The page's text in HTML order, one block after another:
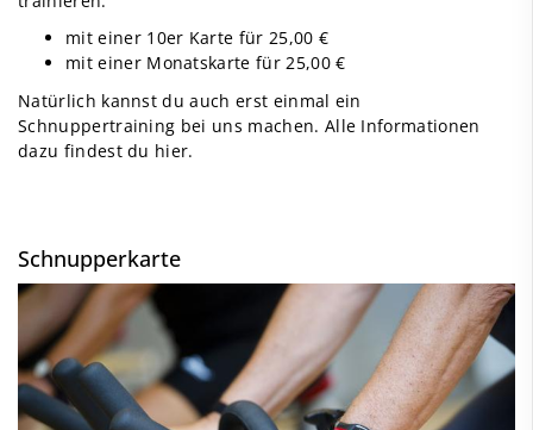
mit einer 10er Karte für 25,00 €
mit einer Monatskarte für 25,00 €
Natürlich kannst du auch erst einmal ein
Schnuppertraining bei uns machen. Alle Informationen
dazu findest du hier.
Schnupperkarte